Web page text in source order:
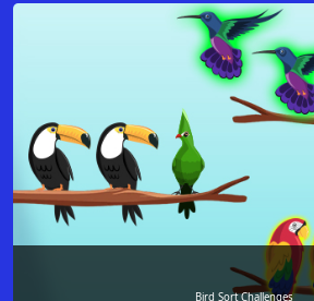
Bird Sort Challenges